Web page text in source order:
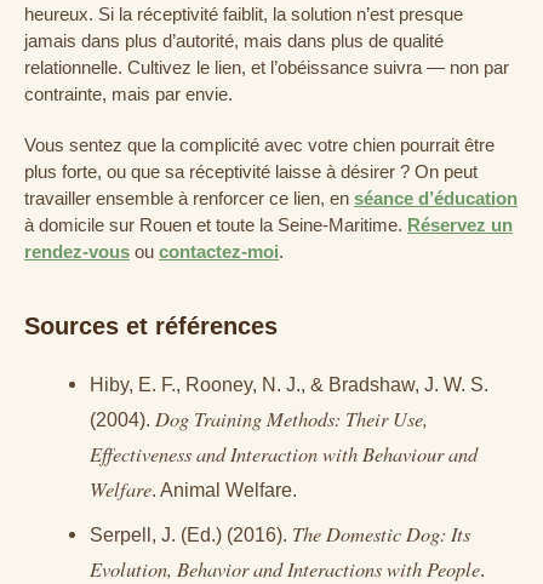
heureux. Si la réceptivité faiblit, la solution n’est presque
jamais dans plus d’autorité, mais dans plus de qualité
relationnelle. Cultivez le lien, et l’obéissance suivra — non par
contrainte, mais par envie.
Vous sentez que la complicité avec votre chien pourrait être
plus forte, ou que sa réceptivité laisse à désirer ? On peut
travailler ensemble à renforcer ce lien, en séance d’éducation
à domicile sur Rouen et toute la Seine-Maritime. Réservez un
rendez-vous ou contactez-moi.
Sources et références
Hiby, E. F., Rooney, N. J., & Bradshaw, J. W. S.
(2004). Dog Training Methods: Their Use,
Effectiveness and Interaction with Behaviour and
Welfare. Animal Welfare.
Serpell, J. (Ed.) (2016). The Domestic Dog: Its
Evolution, Behavior and Interactions with People.